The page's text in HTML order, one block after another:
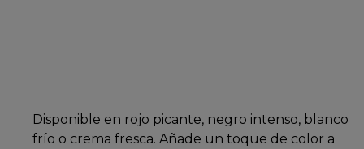
Disponible en rojo picante, negro intenso, blanco
frío o crema fresca. Añade un toque de color a